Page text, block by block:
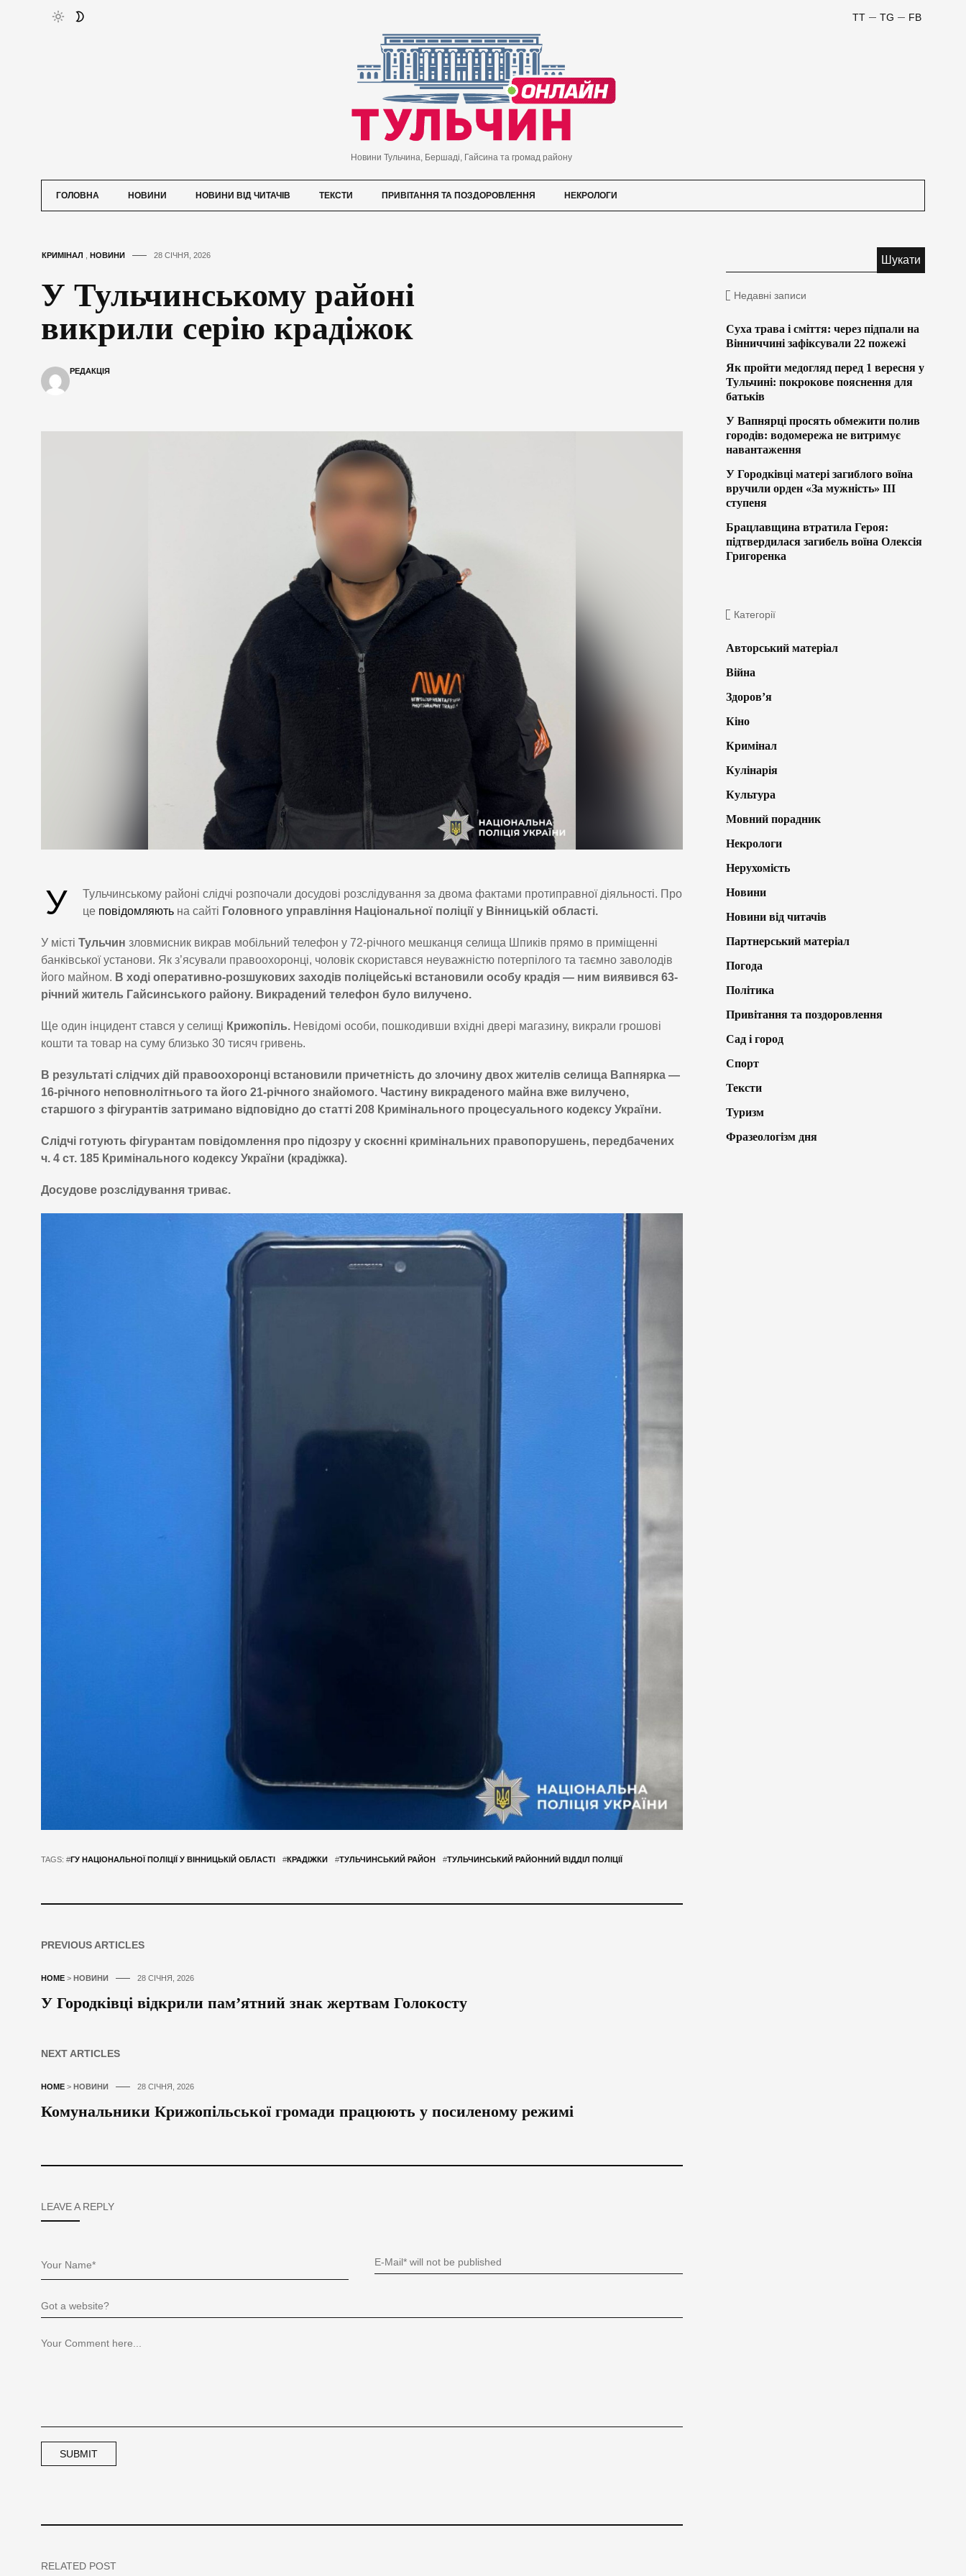
FB
TG
TT
Новини Тульчина, Бершаді, Гайсина та громад району
ГОЛОВНА НОВИНИ НОВИНИ ВІД ЧИТАЧІВ ТЕКСТИ ПРИВІТАННЯ ТА ПОЗДОРОВЛЕННЯ НЕКРОЛОГИ
КРИМІНАЛ НОВИНИ 28 СІЧНЯ, 2026
У Тульчинському районі
викрили серію крадіжок
РЕДАКЦІЯ
У
Тульчинському районі слідчі розпочали досудові розслідування за двома фактами протиправної діяльності. Про
це повідомляють на сайті Головного управління Національної поліції у Вінницькій області.
У місті Тульчин зловмисник викрав мобільний телефон у 72-річного мешканця селища Шпиків прямо в приміщенні
банківської установи. Як з’ясували правоохоронці, чоловік скористався неуважністю потерпілого та таємно заволодів
його майном. В ході оперативно-розшукових заходів поліцейські встановили особу крадія — ним виявився 63-
річний житель Гайсинського району. Викрадений телефон було вилучено.
Ще один інцидент стався у селищі Крижопіль. Невідомі особи, пошкодивши вхідні двері магазину, викрали грошові
кошти та товар на суму близько 30 тисяч гривень.
В результаті слідчих дій правоохоронці встановили причетність до злочину двох жителів селища Вапнярка —
16-річного неповнолітнього та його 21-річного знайомого. Частину викраденого майна вже вилучено,
старшого з фігурантів затримано відповідно до статті 208 Кримінального процесуального кодексу України.
Слідчі готують фігурантам повідомлення про підозру у скоєнні кримінальних правопорушень, передбачених
ч. 4 ст. 185 Кримінального кодексу України (крадіжка).
Досудове розслідування триває.
TAGS: #ГУ НАЦІОНАЛЬНОЇ ПОЛІЦІЇ У ВІННИЦЬКІЙ ОБЛАСТІ #КРАДІЖКИ #ТУЛЬЧИНСЬКИЙ РАЙОН #ТУЛЬЧИНСЬКИЙ РАЙОННИЙ ВІДДІЛ ПОЛІЦІЇ
PREVIOUS ARTICLES
HOME > НОВИНИ 28 СІЧНЯ, 2026
У Городківці відкрили пам’ятний знак жертвам Голокосту
NEXT ARTICLES
HOME > НОВИНИ 28 СІЧНЯ, 2026
Комунальники Крижопільської громади працюють у посиленому режимі
LEAVE A REPLY
RELATED POST
Недавні записи
Суха трава і сміття: через підпали на
Вінниччині зафіксували 22 пожежі
Як пройти медогляд перед 1 вересня у
Тульчині: покрокове пояснення для
батьків
У Вапнярці просять обмежити полив
городів: водомережа не витримує
навантаження
У Городківці матері загиблого воїна
вручили орден «За мужність» ІІІ
ступеня
Брацлавщина втратила Героя:
підтвердилася загибель воїна Олексія
Григоренка
Категорії
Авторський матеріал
Війна
Здоров’я
Кіно
Кримінал
Кулінарія
Культура
Мовний порадник
Некрологи
Нерухомість
Новини
Новини від читачів
Партнерський матеріал
Погода
Політика
Привітання та поздоровлення
Сад і город
Спорт
Тексти
Туризм
Фразеологізм дня